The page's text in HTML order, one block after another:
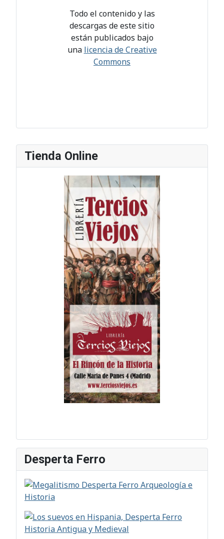
Tienda Online
Desperta Ferro
Todo el contenido y las
descargas de este sitio
están publicados bajo
una licencia de Creative
Commons